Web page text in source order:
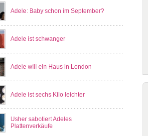
Adele: Baby schon im September?
Adele ist schwanger
Adele will ein Haus in London
Adele ist sechs Kilo leichter
Usher sabotiert Adeles
Plattenverkäufe